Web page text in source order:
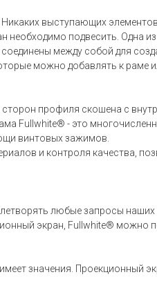
выступающих
необходимо подвесить. Одна
между собой для
можно добавлять к раме
профиля скошена с
Fullwhite® - это
винтовых зажимов.
и контроля качества,
любые запросы
экран, Fullwhite® можно
значения. Проекционный